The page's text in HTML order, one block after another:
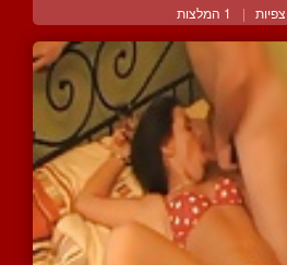
| 1 המלצות